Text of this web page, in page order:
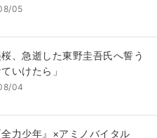
05
、急逝した東野圭吾氏へ誓う
いけたら」
04
全力少年』×アミノバイタル